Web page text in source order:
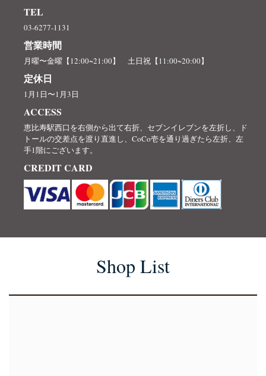
TEL
03-6277-1131
営業時間
月曜〜金曜【12:00~21:00】 土日祝【11:00~20:00】
定休日
1月1日〜1月3日
ACCESS
恵比寿駅西口を右側から出て右折、セブンイレブンを左折し、ド
トールの交差点を渡り直進し、CoCo壱を通り過ぎたら左折、左
手1階にございます。
CREDIT CARD
Shop List